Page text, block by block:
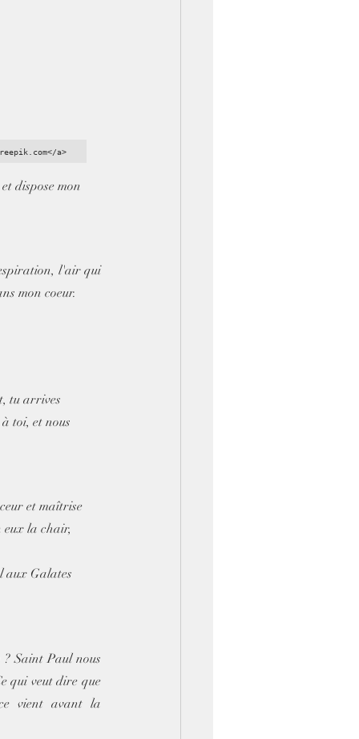
a>
dispose mon
l'air qui
mon coeur.
tu arrives
toi, et nous
et maîtrise
eux la chair,
aux Galates
Saint Paul nous
qui veut dire que
vient avant la